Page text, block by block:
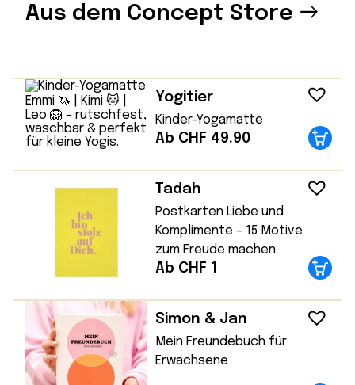
Aus dem Concept Store
Yogitier
Kinder-Yogamatte
Ab CHF 49.90
Tadah
Postkarten Liebe und
Komplimente – 15 Motive
zum Freude machen
Ab CHF 1
Simon & Jan
Mein Freundebuch für
Erwachsene